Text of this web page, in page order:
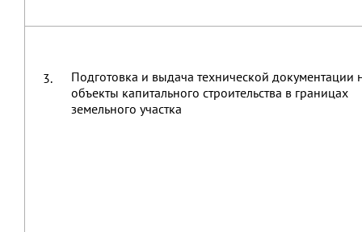
3.
Подготовка и выдача технической документации
объекты капитального строительства в границах
земельного участка